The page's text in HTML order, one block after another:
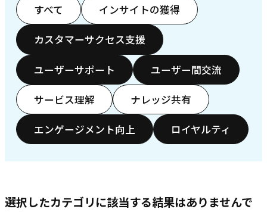
すべて インサイトの獲得
カスタマーサクセス支援
ユーザーサポート ユーザー間交流
サービス理解 ナレッジ共有
エンゲージメント向上 ロイヤルティ
選択したカテゴリに該当する結果はありませんで